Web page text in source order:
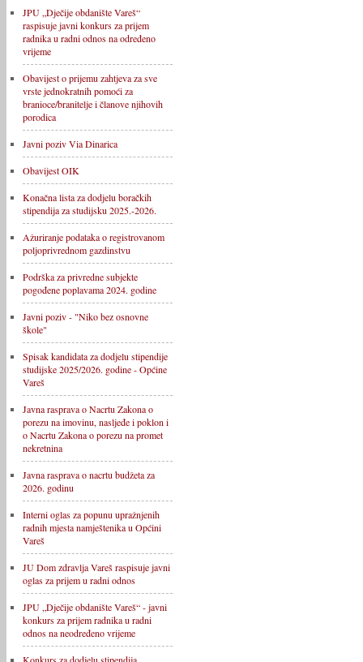
JPU „Dječije obdanište Vareš“
raspisuje javni konkurs za prijem
radnika u radni odnos na određeno
vrijeme
Obavijest o prijemu zahtjeva za sve
vrste jednokratnih pomoći za
branioce/branitelje i članove njihovih
porodica
Javni poziv Via Dinarica
Obavijest OIK
Konačna lista za dodjelu boračkih
stipendija za studijsku 2025.-2026.
Ažuriranje podataka o registrovanom
poljoprivrednom gazdinstvu
Podrška za privredne subjekte
pogođene poplavama 2024. godine
Javni poziv - "Niko bez osnovne
škole"
Spisak kandidata za dodjelu stipendije
studijske 2025/2026. godine - Općine
Vareš
Javna rasprava o Nacrtu Zakona o
porezu na imovinu, nasljeđe i poklon i
o Nacrtu Zakona o porezu na promet
nekretnina
Javna rasprava o nacrtu budžeta za
2026. godinu
Interni oglas za popunu upražnjenih
radnih mjesta namještenika u Općini
Vareš
JU Dom zdravlja Vareš raspisuje javni
oglas za prijem u radni odnos
JPU „Dječije obdanište Vareš“ - javni
konkurs za prijem radnika u radni
odnos na neodređeno vrijeme